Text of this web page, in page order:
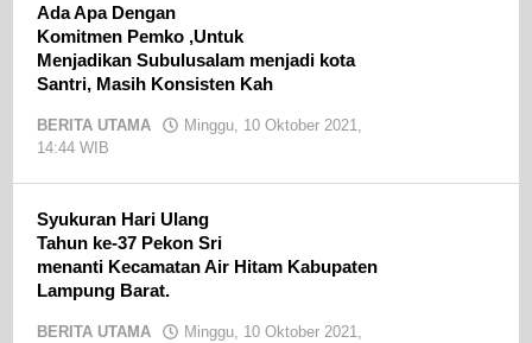
Ada Apa Dengan
Komitmen Pemko ,Untuk
Menjadikan Subulusalam menjadi kota
Santri, Masih Konsisten Kah
BERITA UTAMA
Minggu, 10 Oktober 2021,
14:44 WIB
Syukuran Hari Ulang
Tahun ke-37 Pekon Sri
menanti Kecamatan Air Hitam Kabupaten
Lampung Barat.
BERITA UTAMA
Minggu, 10 Oktober 2021,